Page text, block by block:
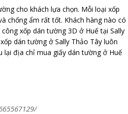
cho khách lựa chọn. Mỗi loại xốp
chống ẩm rất tốt. Khách hàng nào có
xốp dán tường 3D ở Huế tại Sally
dán tường ở Sally Thảo Tây luôn
lại địa chỉ mua giấy dán tường ở Huế